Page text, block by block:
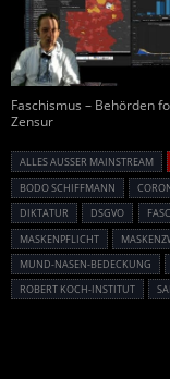
Faschismus – Behörden
Zensur
ALLES AUSSER MAINSTREAM
BODO SCHIFFMANN
DIKTATUR
DSGVO
MASKENPFLICHT
MUND-NASEN-BEDECKUNG
ROBERT KOCH-INSTITUT